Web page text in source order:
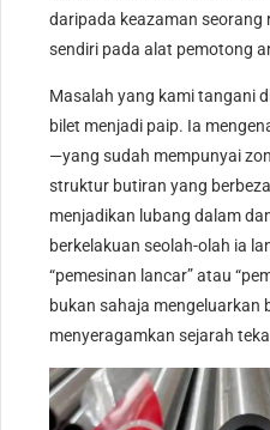
daripada keazaman seorang
sendiri pada alat pemotong
Masalah yang kami tangani
bilet menjadi paip. Ia
—yang sudah mempunyai
struktur butiran yang
menjadikan lubang dalam
berkelakuan seolah-olah ia
“pemesinan lancar” atau
bukan sahaja mengeluarkan
menyeragamkan sejarah